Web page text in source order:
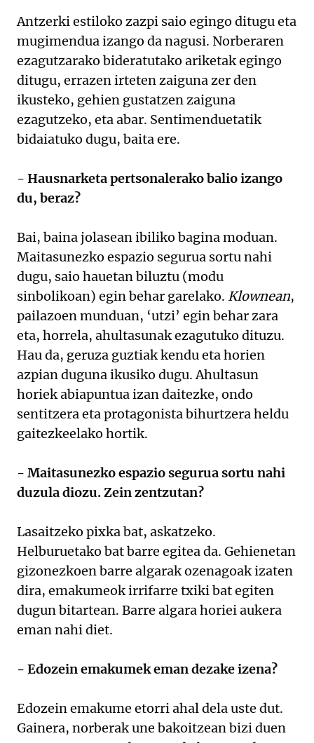
Antzerki estiloko zazpi saio egingo ditugu eta
mugimendua izango da nagusi. Norberaren
ezagutzarako bideratutako ariketak egingo
ditugu, errazen irteten zaiguna zer den
ikusteko, gehien gustatzen zaiguna
ezagutzeko, eta abar. Sentimenduetatik
bidaiatuko dugu, baita ere.
- Hausnarketa pertsonalerako balio izango
du, beraz?
Bai, baina jolasean ibiliko bagina moduan.
Maitasunezko espazio segurua sortu nahi
dugu, saio hauetan biluztu (modu
sinbolikoan) egin behar garelako. Klownean,
pailazoen munduan, ‘utzi’ egin behar zara
eta, horrela, ahultasunak ezagutuko dituzu.
Hau da, geruza guztiak kendu eta horien
azpian duguna ikusiko dugu. Ahultasun
horiek abiapuntua izan daitezke, ondo
sentitzera eta protagonista bihurtzera heldu
gaitezkeelako hortik.
- Maitasunezko espazio segurua sortu nahi
duzula diozu. Zein zentzutan?
Lasaitzeko pixka bat, askatzeko.
Helburuetako bat barre egitea da. Gehienetan
gizonezkoen barre algarak ozenagoak izaten
dira, emakumeok irrifarre txiki bat egiten
dugun bitartean. Barre algara horiei aukera
eman nahi diet.
- Edozein emakumek eman dezake izena?
Edozein emakume etorri ahal dela uste dut.
Gainera, norberak une bakoitzean bizi duen